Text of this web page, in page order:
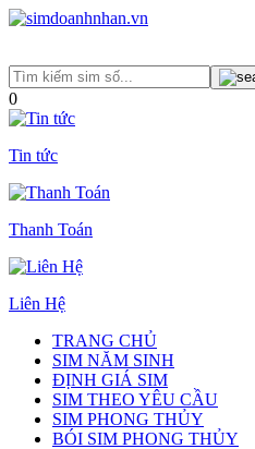
0
Tin tức
Thanh Toán
Liên Hệ
TRANG CHỦ
SIM NĂM SINH
ĐỊNH GIÁ SIM
SIM THEO YÊU CẦU
SIM PHONG THỦY
BÓI SIM PHONG THỦY